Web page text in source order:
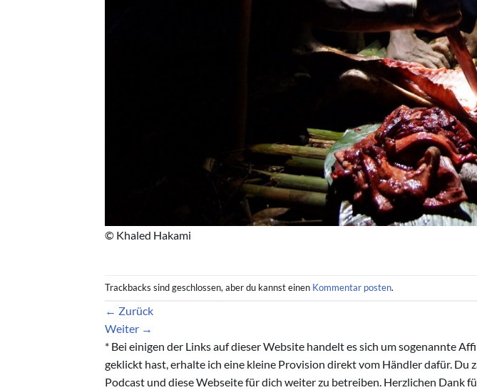
© Khaled Hakami
Trackbacks sind geschlossen, aber du kannst einen Kommentar posten.
← Zurück
Weiter →
* Bei einigen der Links auf dieser Website handelt es sich um sogenannte
geklickt hast, erhalte ich eine kleine Provision direkt vom Händler dafür.
Podcast und diese Webseite für dich weiter zu betreiben. Herzlichen Dank